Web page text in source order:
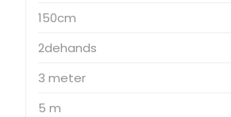
150cm
2dehands
3 meter
5 m